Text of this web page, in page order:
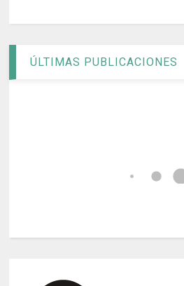
ÚLTIMAS PUBLICACIONES